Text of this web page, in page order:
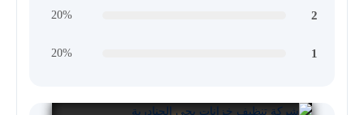
2
20%
1
20%